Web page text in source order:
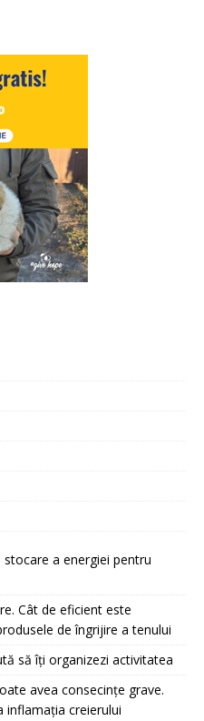
a energiei pentru
Cât de eficient este
de îngrijire a tenului
să îți organizezi activitatea
avea consecințe grave.
inflamația creierului